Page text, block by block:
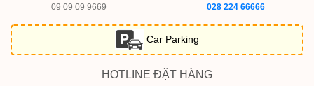
09 09 09 9669
028 224 66666
Car Parking
HOTLINE ĐẶT HÀNG